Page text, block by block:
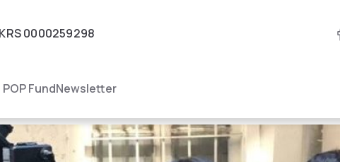
KRS0000259298
POP FundNewsletter